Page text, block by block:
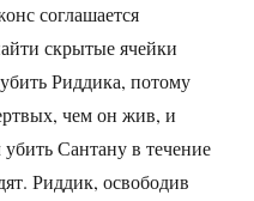
соглашается
скрытые ячейки
Риддика, потому
чем он жив, и
Сантану в течение
Риддик, освободив